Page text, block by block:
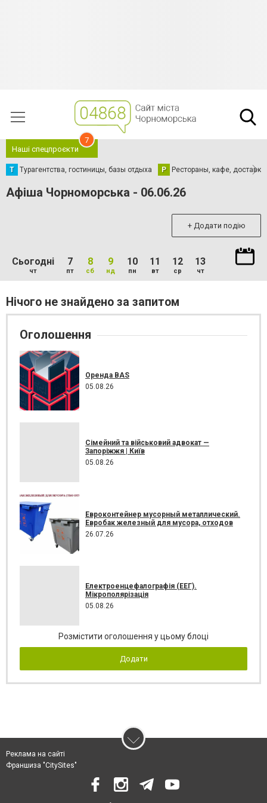
Наші спецпроєкти
7
Т Турагентства, гостиницы, базы отдыха Р Рестораны, кафе,
Афіша Чорноморська - 06.06.26
+ Додати подію
Сьогодні
чт
7
пт
8
сб
9
нд
10
пн
11
вт
12
ср
13
чт
Нічого не знайдено за запитом
Оголошення
Оренда BAS
05.08.26
Сімейний та військовий адвокат —
Запоріжжя | Київ
05.08.26
Евроконтейнер мусорный металлический.
Евробак железный для мусора, отходов
26.07.26
Електроенцефалографія (ЕЕГ).
Мікрополярізація
05.08.26
Розмістити оголошення у цьому блоці
Додати
Реклама на сайті
Франшиза "CitySites"